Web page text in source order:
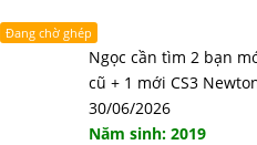
Đang chờ ghép
Ngọc cần tìm 2 bạn
cũ + 1 mới CS3
30/06/2026
Năm sinh: 2019